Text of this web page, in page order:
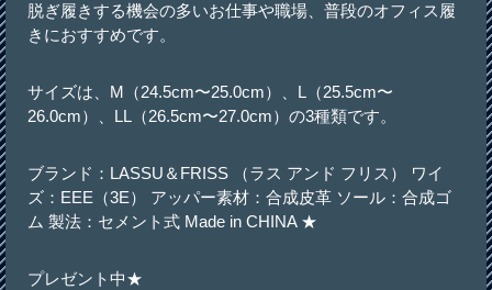
脱ぎ履きする機会の多いお仕事や職場、普段のオフィス履
きにおすすめです。
サイズは、M（24.5cm〜25.0cm）、L（25.5cm〜
26.0cm）、LL（26.5cm〜27.0cm）の3種類です。
ブランド：LASSU＆FRISS （ラス アンド フリス） ワイ
ズ：EEE（3E） アッパー素材：合成皮革 ソール：合成ゴ
ム 製法：セメント式 Made in CHINA ★
プレゼント中★